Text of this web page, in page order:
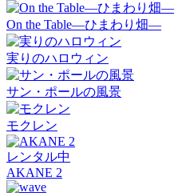
On the Table―ひまわり畑―
実りのハロウィン
サン・ポールの風景
モクレン
レンタル中
AKANE 2